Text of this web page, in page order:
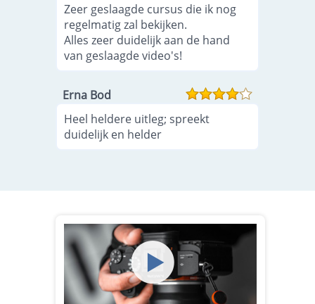
Zeer geslaagde cursus die ik nog
regelmatig zal bekijken.
Alles zeer duidelijk aan de hand
van geslaagde video's!
Erna Bod
Heel heldere uitleg; spreekt
duidelijk en helder